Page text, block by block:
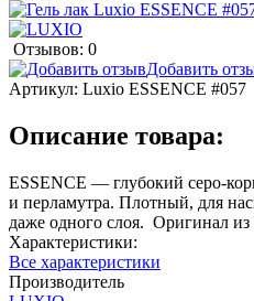
Отзывов: 0
Добавить
Артикул: Luxio ESSENCE #057
Описание товара:
ESSENCE — глубокий серо-
и перламутра. Плотный, для
даже одного слоя. Оригинал
Характеристики:
Все характеристики
Производитель